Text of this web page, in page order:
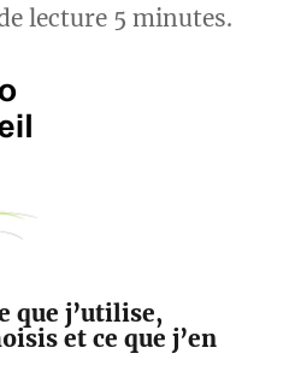
lecture 5 minutes.
que j’utilise,
et ce que j’en